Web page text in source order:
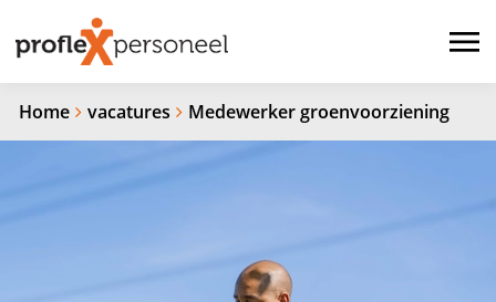
Home vacatures Medewerker groenvoorziening